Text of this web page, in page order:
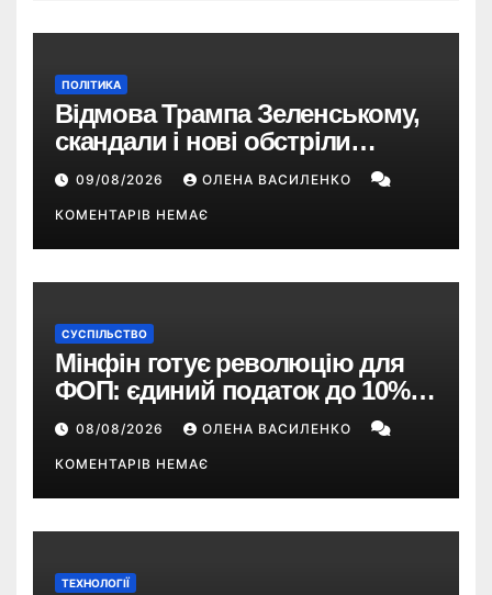
ПОЛІТИКА
Відмова Трампа Зеленському,
скандали і нові обстріли
України – що пішло не так?
09/08/2026 ОЛЕНА ВАСИЛЕНКО
КОМЕНТАРІВ НЕМАЄ
СУСПІЛЬСТВО
Мінфін готує революцію для
ФОП: єдиний податок до 10%,
ПДВ з 2028 року та перегляд 2-ї
групи
08/08/2026 ОЛЕНА ВАСИЛЕНКО
КОМЕНТАРІВ НЕМАЄ
ТЕХНОЛОГІЇ